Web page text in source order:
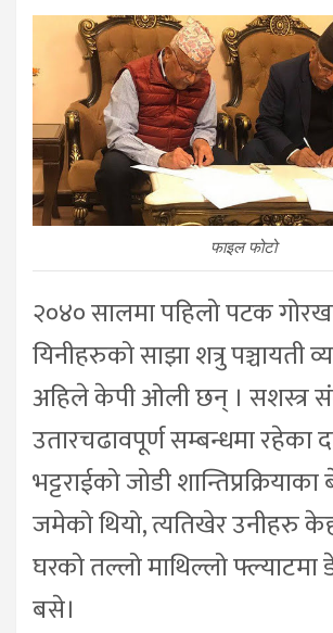
फाइल फोटो
२०४० सालमा पहिलो पटक
यिनीहरुको साझा शत्रु पञ्चायती
अहिले केपी ओली छन् । सशस्त्र
उतारचढावपूर्ण सम्बन्धमा रहेका
भट्टराईको जोडी
जमेको थियो, त्यतिखेर उनीहरु
घरको तल्लो माथिल्लो फ्ल्याटमा
बसे।